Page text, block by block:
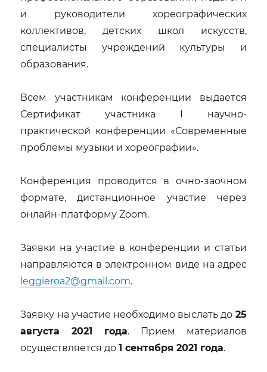
и руководители хореографических
коллективов, детских школ искусств,
специалисты учреждений культуры и
образования.
Всем участникам конференции выдается
Сертификат участника I научно-
практической конференции «Современные
проблемы музыки и хореографии».
Конференция проводится в очно-заочном
формате, дистанционное участие через
онлайн-платформуZoom.
Заявки на участие в конференции и статьи
направляются в электронном виде на адрес
leggieroa2@gmail.com.
Заявку на участие необходимо выслать до 25
августа 2021 года. Прием материалов
осуществляется до1 сентября 2021 года.